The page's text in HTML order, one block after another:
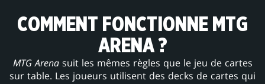
COMMENT FONCTIONNE MTG
ARENA ?
MTG Arenasuit les mêmes règles que le jeu de cartes
sur table. Les joueurs utilisent des decks de cartes qui